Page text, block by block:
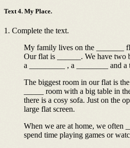
Text 4. My Place.
1. Complete the text.
My family lives on the _______
Our flat is ______. We have two
a _________ , a ________ and a
The biggest room in our flat is
_____ room with a big table in
there is a cosy sofa. Just on the
large flat screen.
When we are at home, we often
spend time playing games or